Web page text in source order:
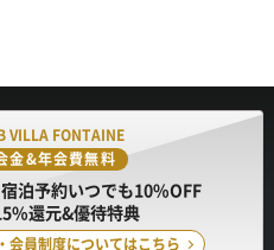
VILLA FONTAINE
金&年会費無料
泊予約いつでも10%OFF
還元&優待特典
会員制度についてはこちら